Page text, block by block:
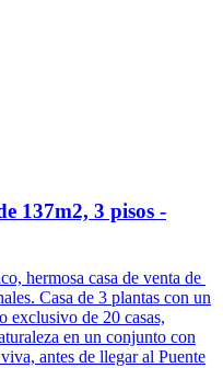
137m2, 3 pisos -
hermosa casa de venta de
Casa de 3 plantas con un
exclusivo de 20 casas,
en un conjunto con
antes de llegar al Puente